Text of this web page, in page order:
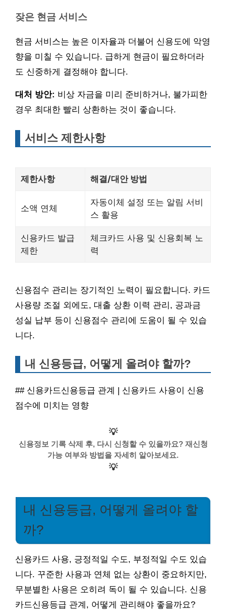
잦은 현금 서비스
현금 서비스는 높은 이자율과 더불어 신용도에 악영
향을 미칠 수 있습니다. 급하게 현금이 필요하더라
도 신중하게 결정해야 합니다.
대처 방안: 비상 자금을 미리 준비하거나, 불가피한
경우 최대한 빨리 상환하는 것이 좋습니다.
서비스 제한사항
제한사항 해결/대안 방법
소액 연체
자동이체 설정 또는 알림 서비
스 활용
신용카드 발급
제한
체크카드 사용 및 신용회복 노
력
신용점수 관리는 장기적인 노력이 필요합니다. 카드
사용량 조절 외에도, 대출 상환 이력 관리, 공과금
성실 납부 등이 신용점수 관리에 도움이 될 수 있습
니다.
내 신용등급, 어떻게 올려야 할까?
## 신용카드신용등급 관계 | 신용카드 사용이 신용
점수에 미치는 영향
💡
신용정보 기록 삭제 후, 다시 신청할 수 있을까요? 재신청
가능 여부와 방법을 자세히 알아보세요.
💡
내 신용등급, 어떻게 올려야 할
까?
신용카드 사용, 긍정적일 수도, 부정적일 수도 있습
니다. 꾸준한 사용과 연체 없는 상환이 중요하지만,
무분별한 사용은 오히려 독이 될 수 있습니다. 신용
카드신용등급 관계, 어떻게 관리해야 좋을까요?